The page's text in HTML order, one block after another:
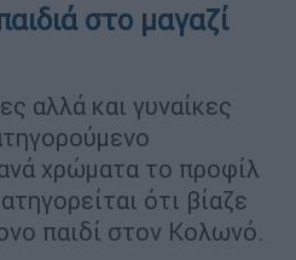
στο μαγαζί
αλλά και γυναίκες
χρώματα το προφίλ
ότι βίαζε
παιδί στον Κολωνό.